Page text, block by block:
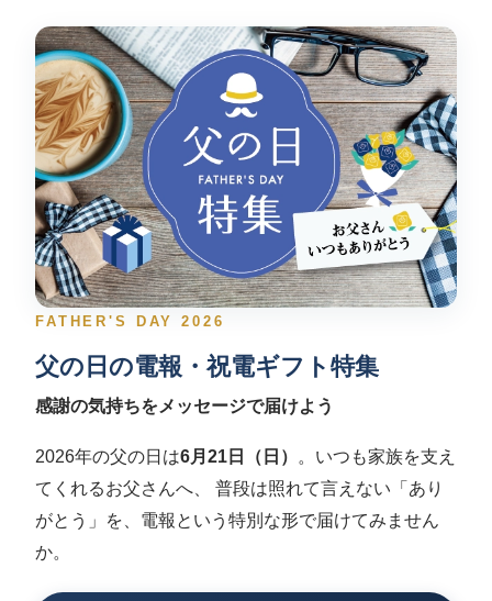
FATHER'S DAY 2026
父の日の電報・祝電ギフト特集
感謝の気持ちをメッセージで届けよう
2026年の父の日は6月21日（日）
。いつも家族を支え
てくれるお父さんへ、 普段は照れて言えない「あり
がとう」を、電報という特別な形で届けてみません
か。